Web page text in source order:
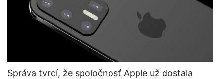
Správa tvrdí, že spoločnosť Apple už dostala